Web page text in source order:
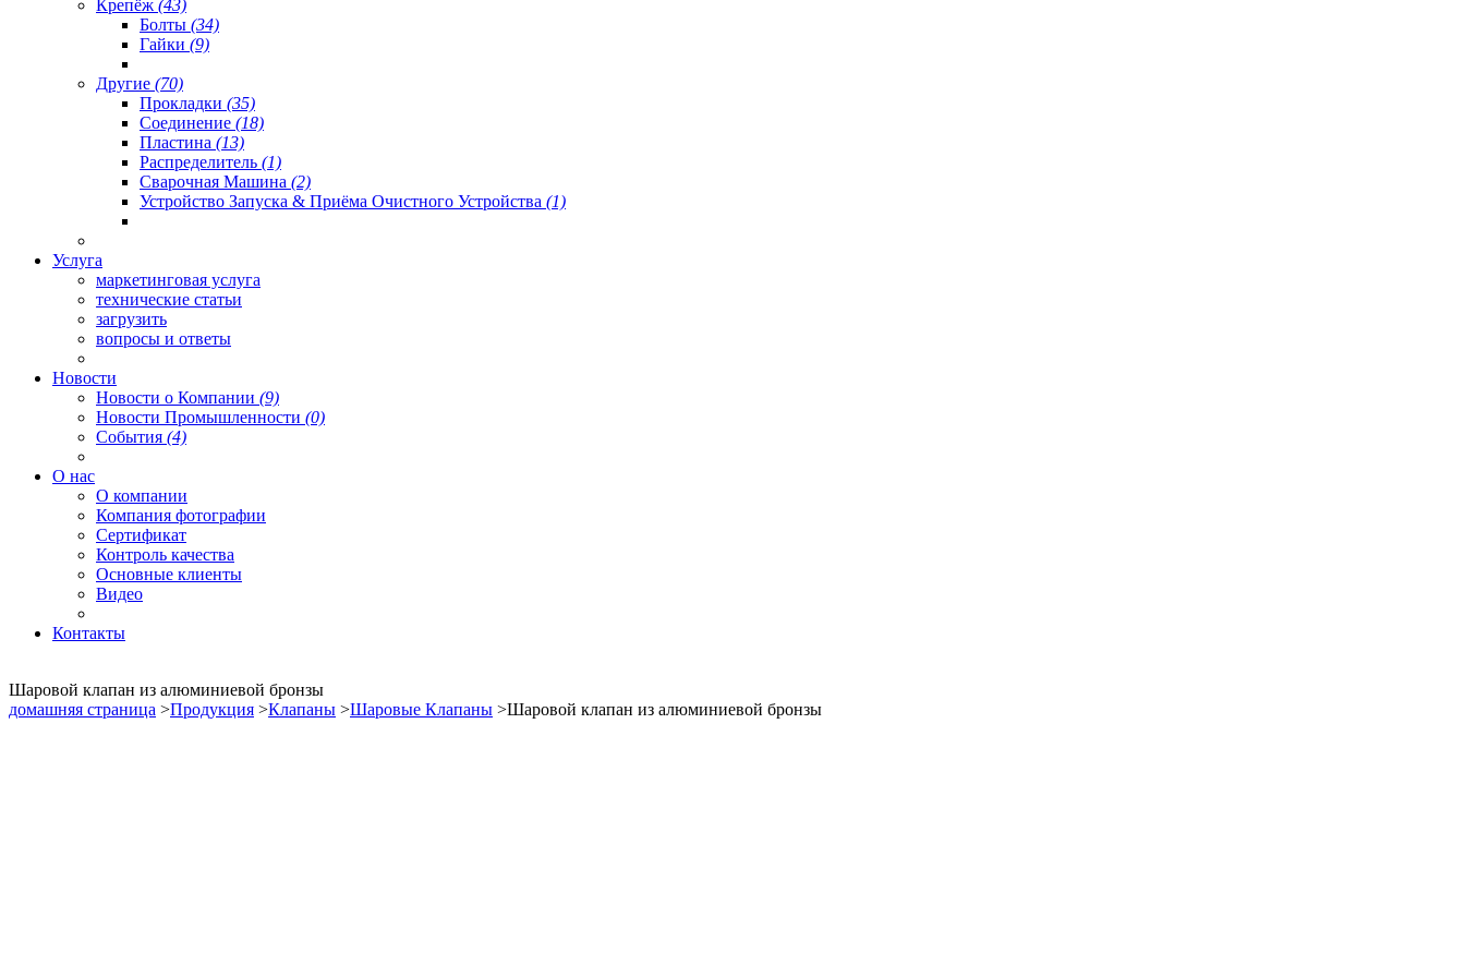
Крепёж (43)
Болты (34)
Гайки (9)
Другие (70)
Прокладки (35)
Соединение (18)
Пластина (13)
Распределитель (1)
Сварочная Машина (2)
Устройство Запуска & Приёма Очистного Устройства (1)
Услуга
маркетинговая услуга
технические статьи
загрузить
вопросы и ответы
Новости
Новости о Компании (9)
Новости Промышленности (0)
События (4)
О нас
О компании
Компания фотографии
Сертификат
Контроль качества
Основные клиенты
Видео
Контакты
Шаровой клапан из алюминиевой бронзы
домашняя страница >Продукция >Клапаны >Шаровые Клапаны >Шаровой клапан из алюминиевой бронзы